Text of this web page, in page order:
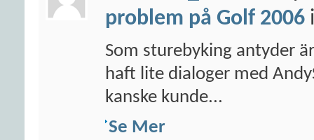
problem på Golf 2006
Som sturebyking antyder
haft lite dialoger med
kanske kunde...
Se Mer